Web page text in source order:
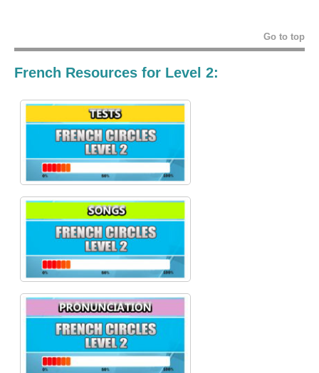
Go to top
French Resources for Level 2: